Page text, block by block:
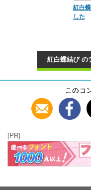
紅白
した
紅白蝶結び の
このコ
[PR]